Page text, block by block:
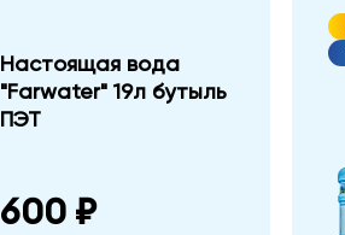
Настоящая вода
"Farwater" 19л бутыль
ПЭТ
600 ₽